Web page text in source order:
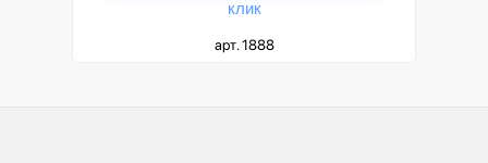
клик
арт. 1888